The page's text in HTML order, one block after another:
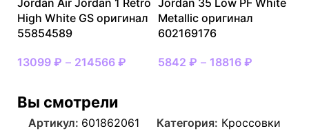
High White GS оригинал
55854589
13099 ₽ – 214566 ₽
Metallic оригинал
602169176
5842 ₽ – 18816 ₽
Вы смотрели
Артикул: 601862061 Категория: Кроссовки